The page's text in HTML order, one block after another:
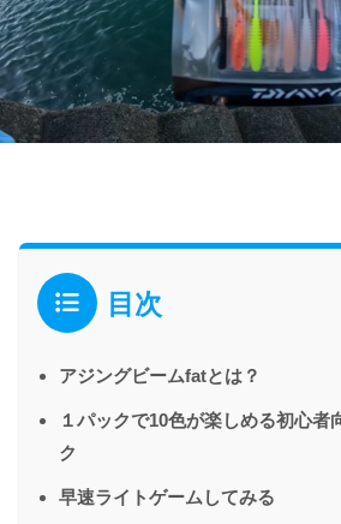
目次
アジングビームfatとは？
１パックで10色が楽しめる初心者
ク
早速ライトゲームしてみる